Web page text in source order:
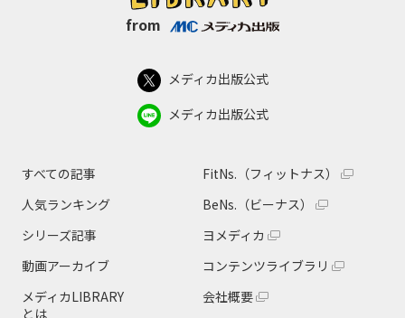
from
メディカ出版公式
メディカ出版公式
すべての記事
人気ランキング
シリーズ記事
動画アーカイブ
メディカLIBRARY
とは
FitNs.（フィットナス）
BeNs.（ビーナス）
ヨメディカ
コンテンツライブラリ
会社概要